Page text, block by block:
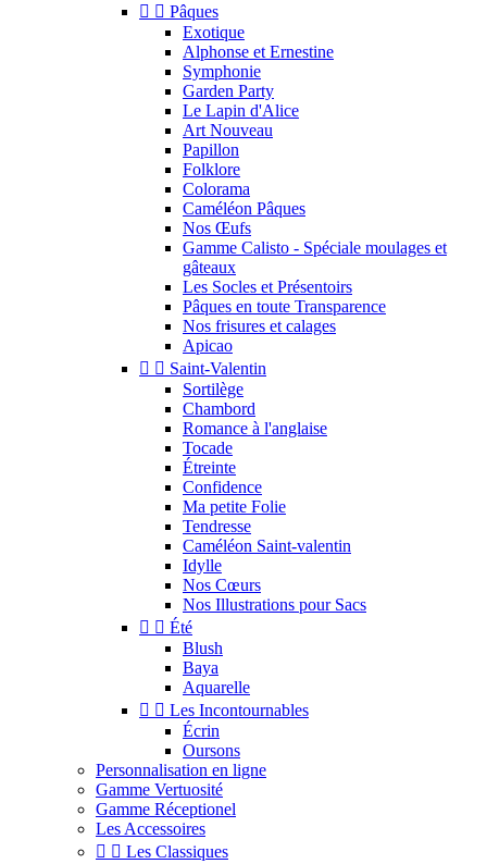
  Pâques
Exotique
Alphonse et Ernestine
Symphonie
Garden Party
Le Lapin d'Alice
Art Nouveau
Papillon
Folklore
Colorama
Caméléon Pâques
Nos Œufs
Gamme Calisto - Spéciale moulages et
gâteaux
Les Socles et Présentoirs
Pâques en toute Transparence
Nos frisures et calages
Apicao
  Saint-Valentin
Sortilège
Chambord
Romance à l'anglaise
Tocade
Étreinte
Confidence
Ma petite Folie
Tendresse
Caméléon Saint-valentin
Idylle
Nos Cœurs
Nos Illustrations pour Sacs
  Été
Blush
Baya
Aquarelle
  Les Incontournables
Écrin
Oursons
Personnalisation en ligne
Gamme Vertuosité
Gamme Réceptionel
Les Accessoires
  Les Classiques